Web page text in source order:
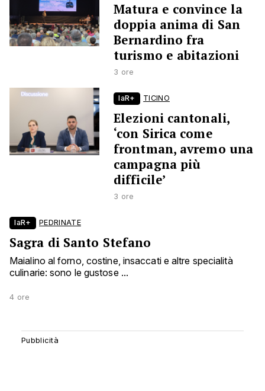
Matura e convince la
doppia anima di San
Bernardino fra
turismo e abitazioni
3 ore
laR+ TICINO
Elezioni cantonali,
‘con Sirica come
frontman, avremo una
campagna più
difficile’
3 ore
laR+ PEDRINATE
Sagra di Santo Stefano
Maialino al forno, costine, insaccati e altre specialità
culinarie: sono le gustose ...
4 ore